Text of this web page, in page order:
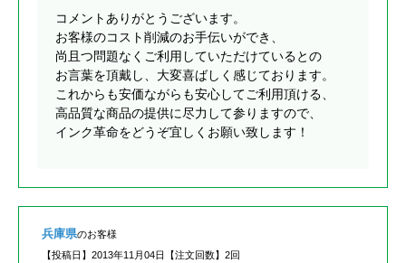
コメントありがとうございます。
お客様のコスト削減のお手伝いができ、
尚且つ問題なくご利用していただけているとの
お言葉を頂戴し、大変喜ばしく感じております。
これからも安価ながらも安心してご利用頂ける、
高品質な商品の提供に尽力して参りますので、
インク革命をどうぞ宜しくお願い致します！
兵庫県のお客様
【投稿日】 2013年11月04日 【注文回数】 2回